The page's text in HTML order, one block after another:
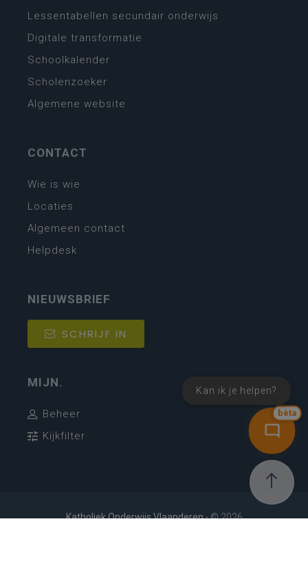
bèta
Kan ik je helpen?
Lessentabellen secundair onderwijs
Digitale transformatie
Schoolkalender
Scholenzoeker
Algemene website
CONTACT
Wie is wie
Locaties
Algemeen contact
Helpdesk
NIEUWSBRIEF
SCHRIJF IN
MIJN.
Beheer
Kijkfilter
Katholiek Onderwijs Vlaanderen- © 2026